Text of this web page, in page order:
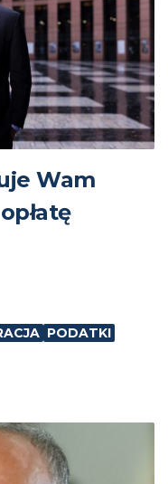
Wam
PODATKI